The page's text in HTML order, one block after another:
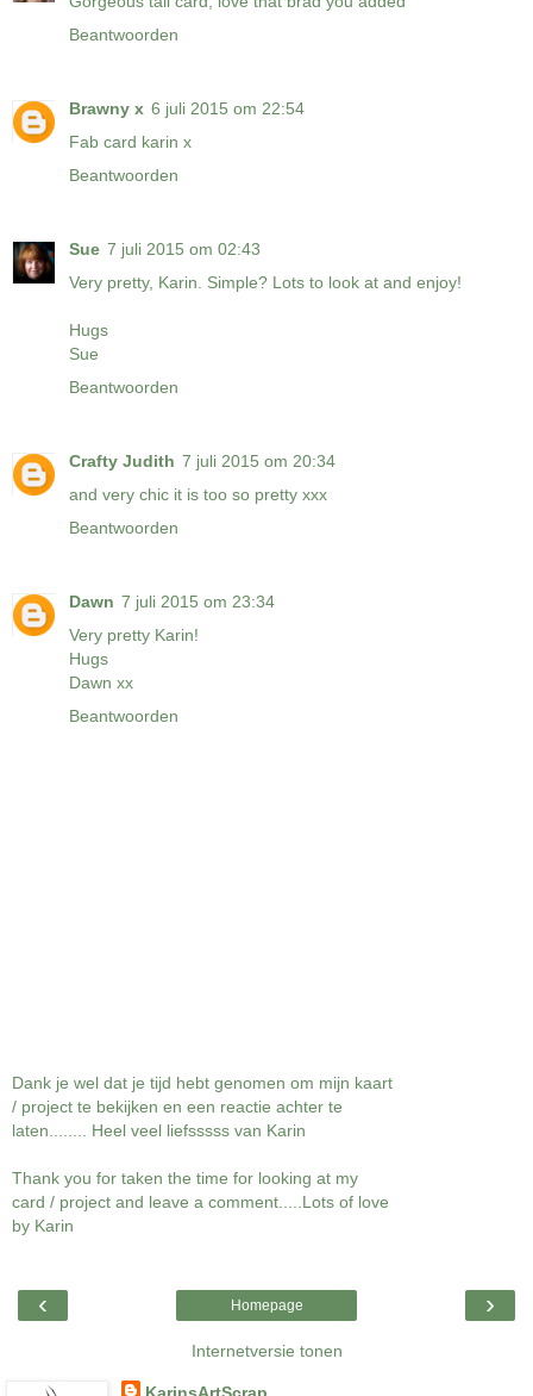
Beantwoorden
Brawny x 6 juli 2015 om 22:54
Fab card karin x
Beantwoorden
Sue 7 juli 2015 om 02:43
Very pretty, Karin. Simple? Lots to look at and enjoy!
Hugs
Sue
Beantwoorden
Crafty Judith 7 juli 2015 om 20:34
and very chic it is too so pretty xxx
Beantwoorden
Dawn 7 juli 2015 om 23:34
Very pretty Karin!
Hugs
Dawn xx
Beantwoorden
Dank je wel dat je tijd hebt genomen om mijn kaart
/ project te bekijken en een reactie achter te
laten........ Heel veel liefsssss van Karin
Thank you for taken the time for looking at my
card / project and leave a comment.....Lots of love
by Karin
‹ ›
Homepage
Internetversie tonen